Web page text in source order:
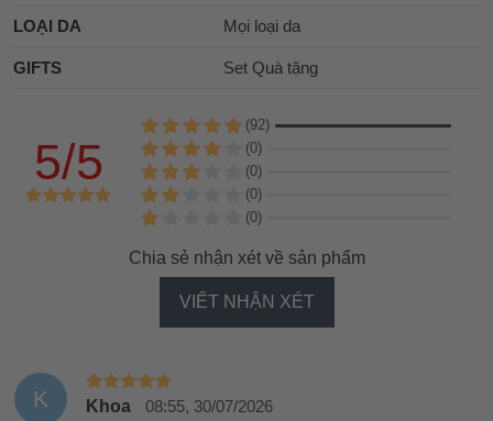
LOẠI DA Mọi loại da
GIFTS Set Quà tặng
5/5
(92)
(0)
(0)
(0)
(0)
Chia sẻ nhận xét về sản phẩm
VIẾT NHẬN XÉT
K Khoa
08:55, 30/07/2026